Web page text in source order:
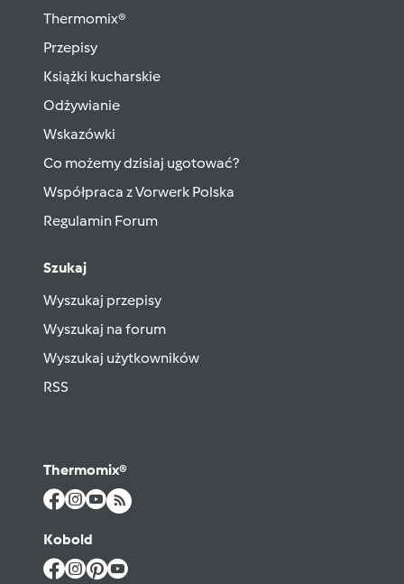
Thermomix®
Przepisy
Książki kucharskie
Odżywianie
Wskazówki
Co możemy dzisiaj ugotować?
Współpraca z Vorwerk Polska
Regulamin Forum
Szukaj
Wyszukaj przepisy
Wyszukaj na forum
Wyszukaj użytkowników
RSS
Thermomix®
Kobold